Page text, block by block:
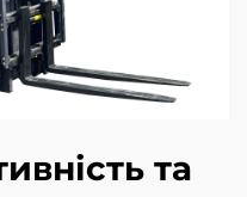
та